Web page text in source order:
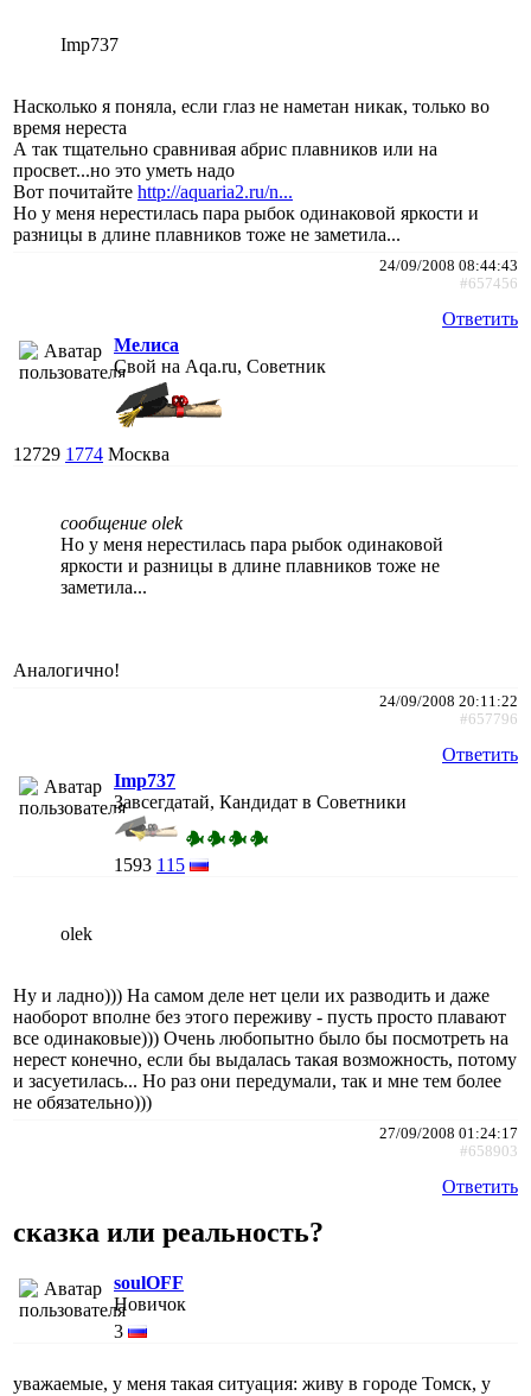
Imp737
Насколько я поняла, если глаз не наметан никак, только во
время нереста
А так тщательно сравнивая абрис плавников или на
просвет...но это уметь надо
Вот почитайте http://aquaria2.ru/n...
Но у меня нерестилась пара рыбок одинаковой яркости и
разницы в длине плавников тоже не заметила...
24/09/2008 08:44:43
#657456
Ответить
Мелиса
Свой на Aqa.ru, Советник
12729 1774 Москва
сообщение olek
Но у меня нерестилась пара рыбок одинаковой
яркости и разницы в длине плавников тоже не
заметила...
Аналогично!
24/09/2008 20:11:22
#657796
Ответить
Imp737
Завсегдатай, Кандидат в Советники
1593 115
olek
Ну и ладно))) На самом деле нет цели их разводить и даже
наоборот вполне без этого переживу - пусть просто плавают
все одинаковые))) Очень любопытно было бы посмотреть на
нерест конечно, если бы выдалась такая возможность, потому
и засуетилась... Но раз они передумали, так и мне тем более
не обязательно)))
27/09/2008 01:24:17
#658903
Ответить
сказка или реальность?
soulOFF
Новичок
3
уважаемые, у меня такая ситуация: живу в городе Томск, у